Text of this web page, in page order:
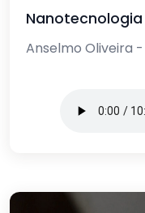
Anselmo Oliveira